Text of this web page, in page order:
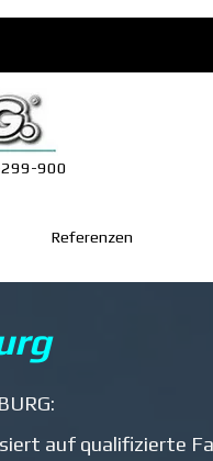
900
Referenzen
auf qualifizierte